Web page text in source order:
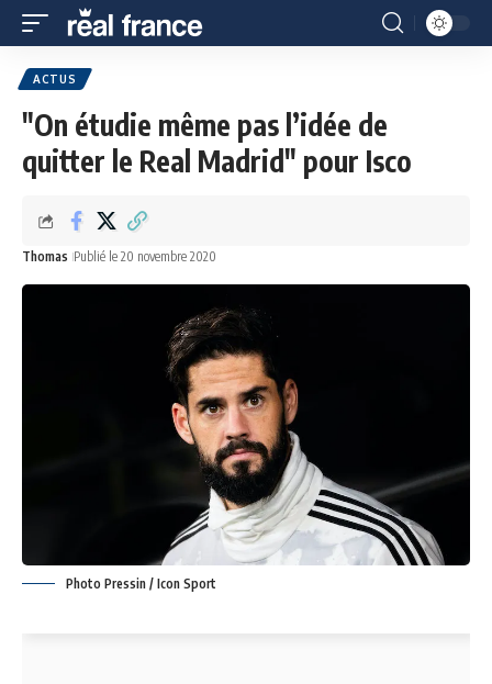
ACTUS
"On étudie même pas l’idée de
quitter le Real Madrid" pour Isco
Thomas Publié le 20 novembre 2020
Photo Pressin / Icon Sport